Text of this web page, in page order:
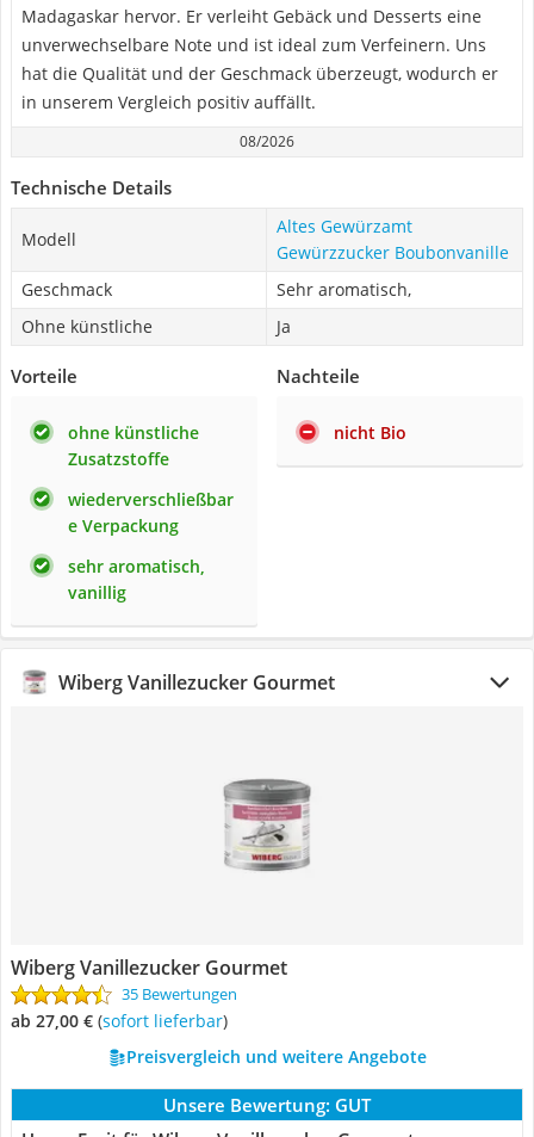
Madagaskar hervor. Er verleiht Gebäck und Desserts eine
unverwechselbare Note und ist ideal zum Verfeinern. Uns
hat die Qualität und der Geschmack überzeugt, wodurch er
in unserem Vergleich positiv auffällt.
08/2026
Technische Details
Modell
Altes Gewürzamt
Gewürzzucker Boubonvanille
Geschmack
Sehr aromatisch,
Ohne künstliche
Ja
Vorteile
ohne künstliche
Zusatzstoffe
wiederverschließbar
e Verpackung
sehr aromatisch,
vanillig
Nachteile
nicht Bio
Wiberg Vanillezucker Gourmet
Wiberg Vanillezucker Gourmet
35 Bewertungen
ab 27,00 € ( Sofort lieferbar)
Preisvergleich und weitere Angebote
Unsere Bewertung: GUT